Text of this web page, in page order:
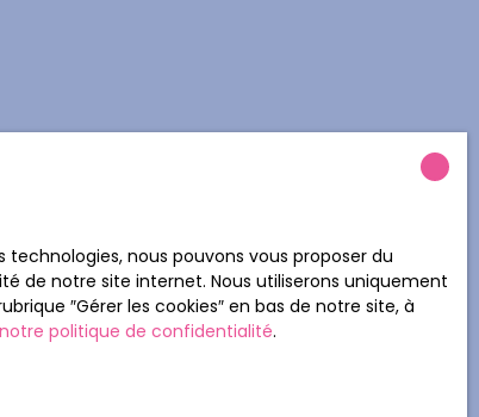
nous pouvons vous proposer du
de notre site internet. Nous utiliserons uniquement
″Gérer les cookies″ en bas de notre site, à
notre politique de confidentialité.